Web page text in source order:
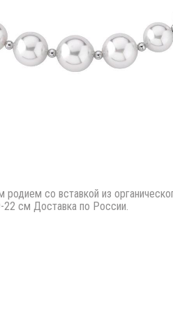
со вставкой из
см Доставка по России.